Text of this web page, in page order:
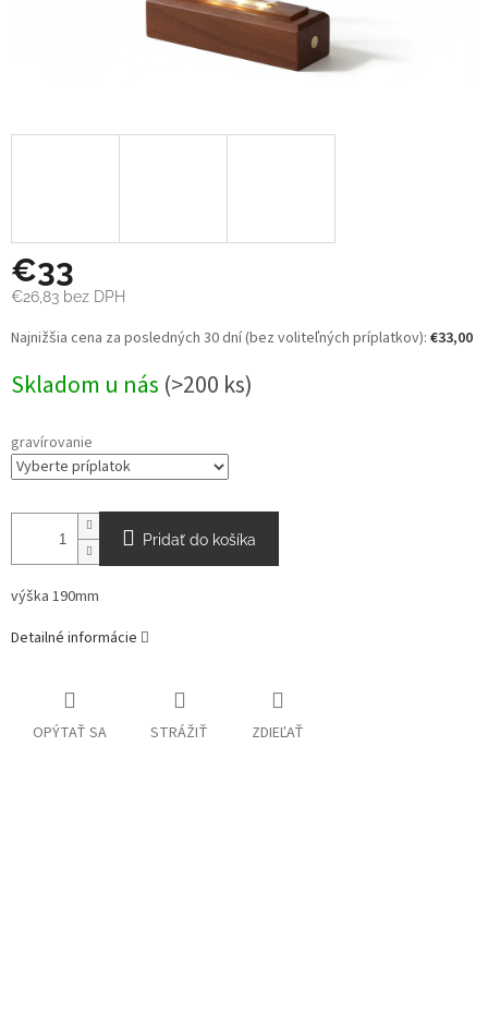
€33
€26,83 bez DPH
Jednotková
cena:
Najnižšia cena za posledných 30 dní (bez voliteľných príplatkov): €33,00
Skladom u nás (>200 ks)
gravírovanie
Pridať do košíka
výška 190mm
Detailné informácie
OPÝTAŤ SA STRÁŽIŤ ZDIEĽAŤ